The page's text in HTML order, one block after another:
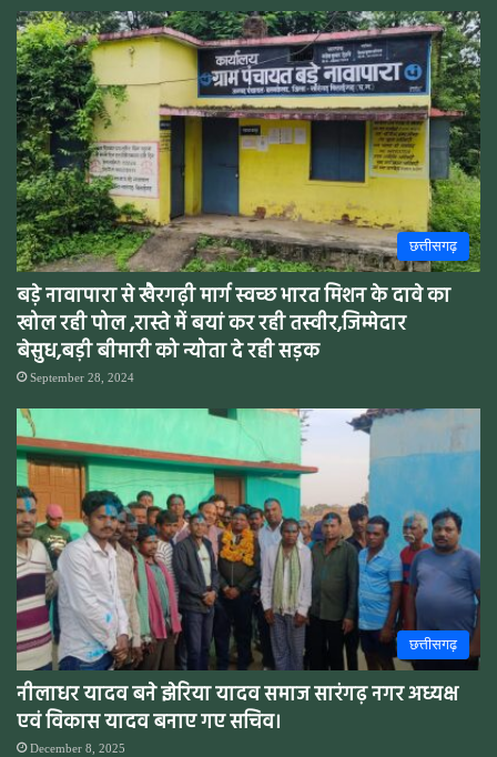
छत्तीसगढ़
बड़े नावापारा से खैरगढ़ी मार्ग स्वच्छ भारत मिशन के दावे का
खोल रही पोल ,रास्ते में बयां कर रही तस्वीर,जिम्मेदार
बेसुध,बड़ी बीमारी को न्योता दे रही सड़क
September 28, 2024
छत्तीसगढ़
नीलाधर यादव बने झेरिया यादव समाज सारंगढ़ नगर अध्यक्ष
एवं विकास यादव बनाए गए सचिव।
December 8, 2025